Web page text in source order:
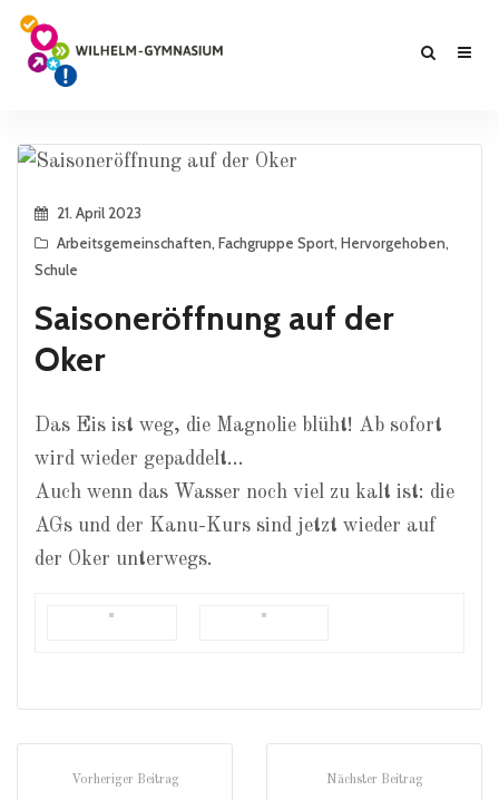
21. April 2023
Arbeitsgemeinschaften, Fachgruppe Sport, Hervorgehoben,
Schule
Saisoneröffnung auf der
Oker
Das Eis ist weg, die Magnolie blüht! Ab sofort
wird wieder gepaddelt…
Auch wenn das Wasser noch viel zu kalt ist: die
AGs und der Kanu-Kurs sind jetzt wieder auf
der Oker unterwegs.
Vorheriger Beitrag Nächster Beitrag